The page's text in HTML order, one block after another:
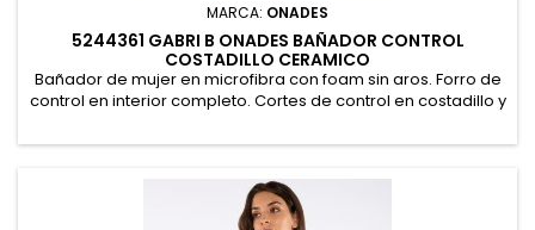
MARCA: ONADES
5244361 GABRI B ONADES BAÑADOR CONTROL
COSTADILLO CERAMICO
Bañador de mujer en microfibra con foam sin aros. Forro de
control en interior completo. Cortes de control en costadillo y
Poliamida, 14% Elastano